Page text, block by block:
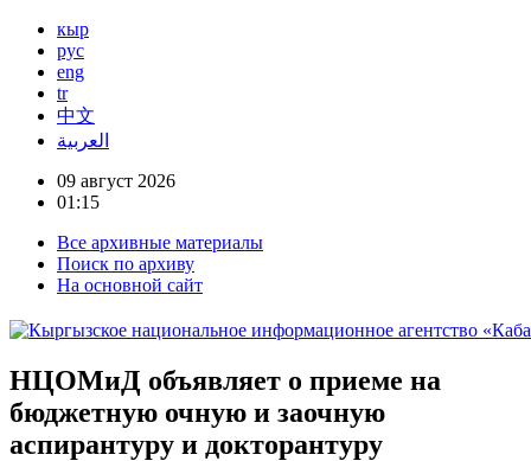
кыр
рус
eng
tr
中文
العربية
09 август 2026
01:15
Все архивные материалы
Поиск по архиву
На основной сайт
НЦОМиД объявляет о приеме на
бюджетную очную и заочную
аспирантуру и докторантуру